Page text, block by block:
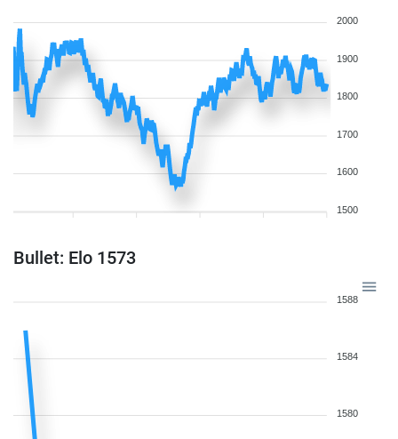
2000
1900
1800
1700
1600
1500
Bullet: Elo 1573
1588
1584
1580